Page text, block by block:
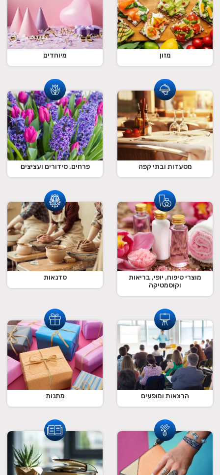
מזון מיוחדים
מסעדות ובתי קפה פרחים, סידורים ועציצים
מוצרי טיפוח, יופי, בריאות
וקוסמטיקה
סדנאות
הרצאות ומופעים מתנות